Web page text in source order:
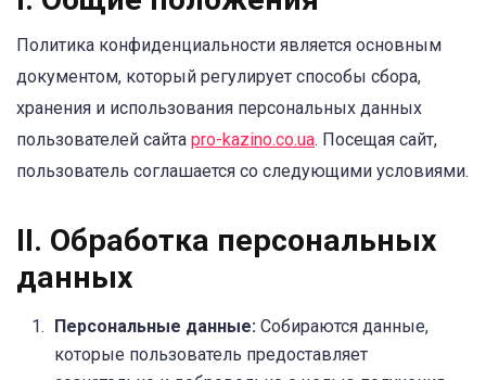
Политика конфиденциальности является основным
документом, который регулирует способы сбора,
хранения и использования персональных данных
пользователей сайта pro-kazino.co.ua. Посещая сайт,
пользователь соглашается со следующими условиями.
II. Обработка персональных
данных
Персональные данные: Собираются данные,
которые пользователь предоставляет